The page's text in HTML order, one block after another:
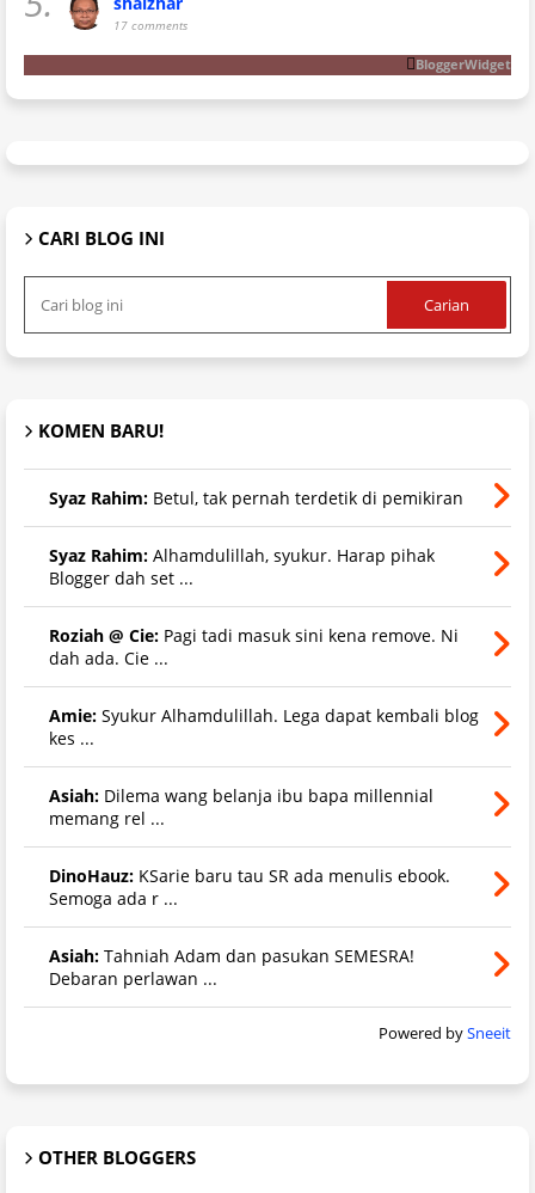
17 comments
BloggerWidget
CARI BLOG INI
KOMEN BARU!
Syaz Rahim: Betul, tak pernah terdetik di pemikiran
Syaz Rahim: Alhamdulillah, syukur. Harap pihak
Blogger dah set ...
Roziah @ Cie: Pagi tadi masuk sini kena remove. Ni
dah ada. Cie ...
Amie: Syukur Alhamdulillah. Lega dapat kembali blog
kes ...
Asiah: Dilema wang belanja ibu bapa millennial
memang rel ...
DinoHauz: KSarie baru tau SR ada menulis ebook.
Semoga ada r ...
Asiah: Tahniah Adam dan pasukan SEMESRA!
Debaran perlawan ...
Powered bySneeit
OTHER BLOGGERS